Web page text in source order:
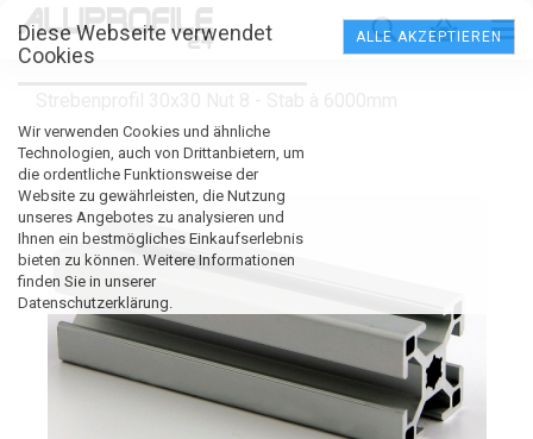
Diese Webseite verwendet
Cookies
Wir verwenden Cookies und ähnliche
Technologien, auch von Drittanbietern, um
die ordentliche Funktionsweise der
Website zu gewährleisten, die Nutzung
unseres Angebotes zu analysieren und
Ihnen ein bestmögliches Einkaufserlebnis
bieten zu können. Weitere Informationen
finden Sie in unserer
Datenschutzerklärung.
ALLE AKZEPTIEREN